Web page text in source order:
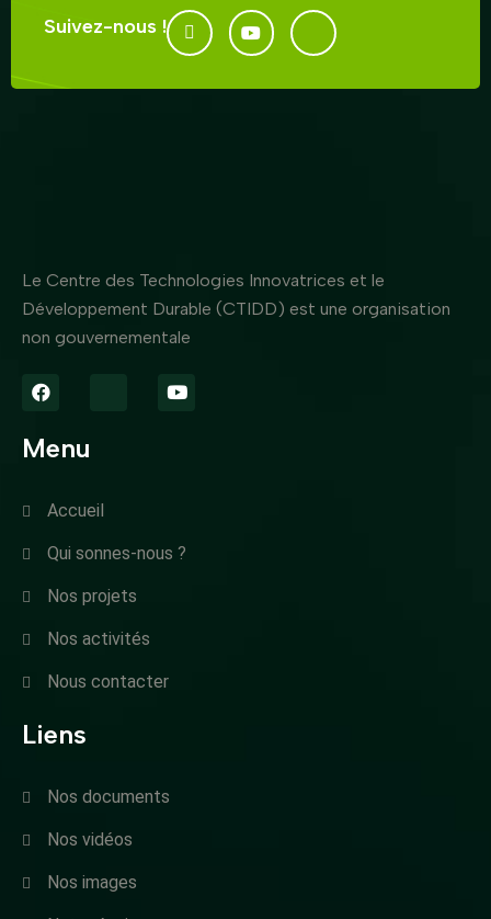
Suivez-nous !
Le Centre des Technologies Innovatrices et le
Développement Durable (CTIDD) est une organisation
non gouvernementale
Menu
Accueil
Qui sonnes-nous ?
Nos projets
Nos activités
Nous contacter
Liens
Nos documents
Nos vidéos
Nos images